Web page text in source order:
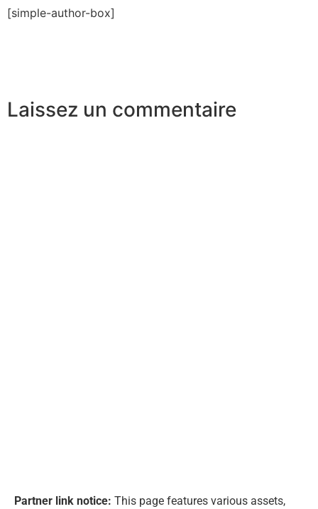
[simple-author-box]
Laissez un commentaire
Partner link notice: This page features various assets,